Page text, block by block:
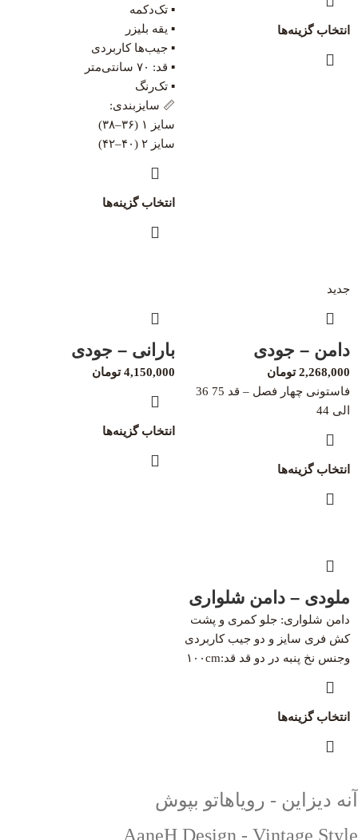
انتخاب گزینه‌ها
▪️ تک‌دکمه
▪️ یقه بلیزر
▪️ جیب‌ها کاربردی
▪️ قد: ۷۰ سانتی‌متر
▪️ تک‌رنگ
📏 سایزبندی:
سایز ۱ (۳۶–۳۸)
سایز ۲ (۴۰–۴۲)
انتخاب گزینه‌ها
جدید
دامن – جودی
2,268,000 تومان
فاستونی چهار فصل – قد 75 36
الی 44
انتخاب گزینه‌ها
بارانی – جودی
4,150,000 تومان
انتخاب گزینه‌ها
ملودی – دامن شلواری
دامن شلواری: جلو کمری و پشت
کش فری سایز و دو جیب کاربردی
و‌جنس نخ پنبه در دو قد قد:۱۰۰cm
انتخاب گزینه‌ها
آنه دیزاین - رویاهاتو بپوش
AaneH Design - Vintage Style